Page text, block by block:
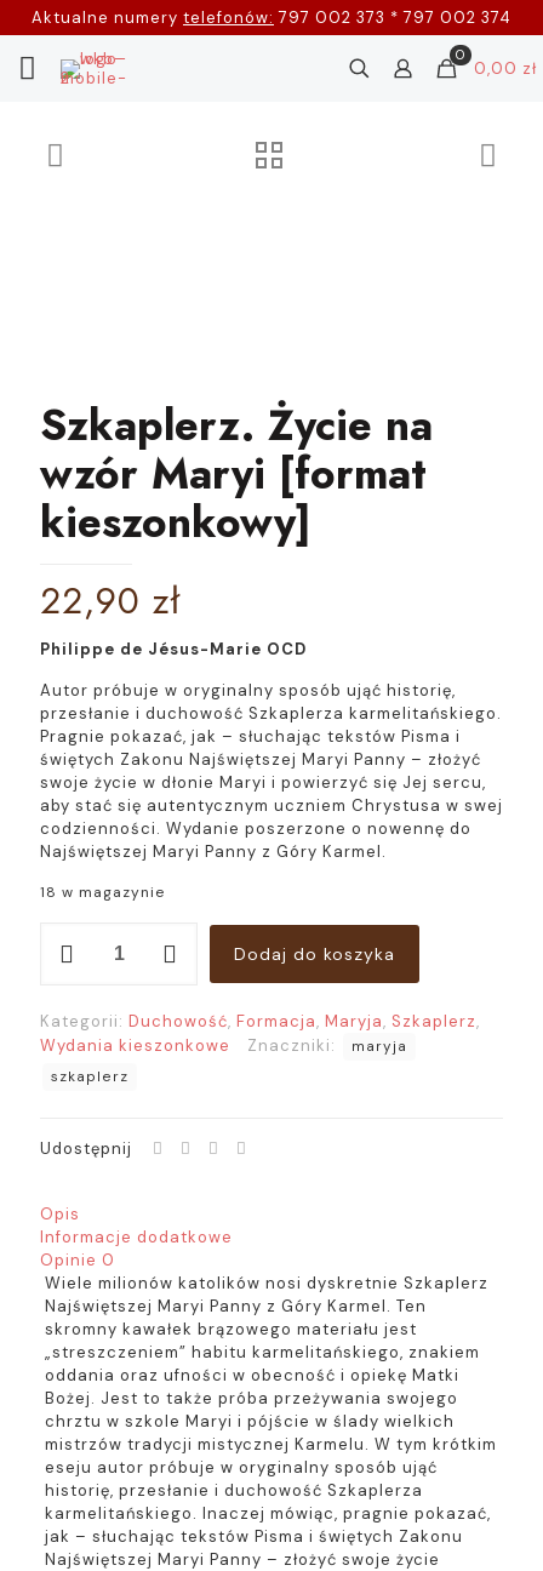
Aktualne numery telefonów: 797 002 373 * 797 002 374
0
0,00 zł
Szkaplerz. Życie na
wzór Maryi [format
kieszonkowy]
22,90 zł
Philippe de Jésus-Marie OCD
Autor próbuje w oryginalny sposób ująć historię,
przesłanie i duchowość Szkaplerza karmelitańskiego.
Pragnie pokazać, jak – słuchając tekstów Pisma i
świętych Zakonu Najświętszej Maryi Panny – złożyć
swoje życie w dłonie Maryi i powierzyć się Jej sercu,
aby stać się autentycznym uczniem Chrystusa w swej
codzienności. Wydanie poszerzone o nowennę do
Najświętszej Maryi Panny z Góry Karmel.
18 w magazynie
Szkaplerz.
wzór
Maryi
[format
Dodaj do koszyka
Kategorii: Duchowość, Formacja, Maryja, Szkaplerz,
Wydania kieszonkowe
Znaczniki:
maryja
szkaplerz
Udostępnij
Opis
Informacje dodatkowe
Opinie 0
Wiele milionów katolików nosi dyskretnie Szkaplerz
Najświętszej Maryi Panny z Góry Karmel. Ten
skromny kawałek brązowego materiału jest
„streszczeniem” habitu karmelitańskiego, znakiem
oddania oraz ufności w obecność i opiekę Matki
Bożej. Jest to także próba przeżywania swojego
chrztu w szkole Maryi i pójście w ślady wielkich
mistrzów tradycji mistycznej Karmelu. W tym krótkim
eseju autor próbuje w oryginalny sposób ująć
historię, przesłanie i duchowość Szkaplerza
karmelitańskiego. Inaczej mówiąc, pragnie pokazać,
jak – słuchając tekstów Pisma i świętych Zakonu
Najświętszej Maryi Panny – złożyć swoje życie